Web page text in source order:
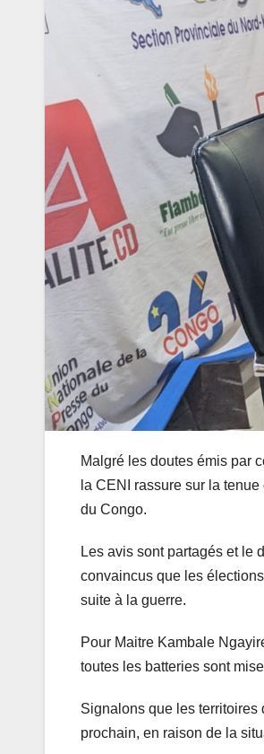
Malgré les doutes émis par
la CENI rassure sur la
du Congo.
Les avis sont partagés et le
convaincus que les
suite à la guerre.
Pour Maitre Kambale
toutes les batteries sont
Signalons que les territoires
prochain, en raison de la